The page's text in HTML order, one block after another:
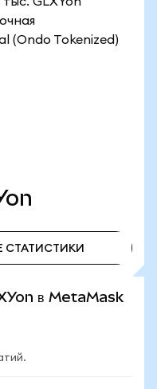
(Ondo Tokenized)
СТАТИСТИКИ
в MetaMask